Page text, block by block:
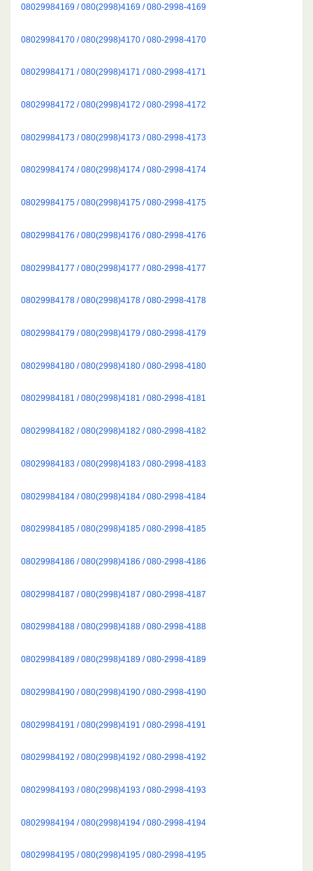
08029984169 / 080(2998)4169 / 080-2998-4169
08029984170 / 080(2998)4170 / 080-2998-4170
08029984171 / 080(2998)4171 / 080-2998-4171
08029984172 / 080(2998)4172 / 080-2998-4172
08029984173 / 080(2998)4173 / 080-2998-4173
08029984174 / 080(2998)4174 / 080-2998-4174
08029984175 / 080(2998)4175 / 080-2998-4175
08029984176 / 080(2998)4176 / 080-2998-4176
08029984177 / 080(2998)4177 / 080-2998-4177
08029984178 / 080(2998)4178 / 080-2998-4178
08029984179 / 080(2998)4179 / 080-2998-4179
08029984180 / 080(2998)4180 / 080-2998-4180
08029984181 / 080(2998)4181 / 080-2998-4181
08029984182 / 080(2998)4182 / 080-2998-4182
08029984183 / 080(2998)4183 / 080-2998-4183
08029984184 / 080(2998)4184 / 080-2998-4184
08029984185 / 080(2998)4185 / 080-2998-4185
08029984186 / 080(2998)4186 / 080-2998-4186
08029984187 / 080(2998)4187 / 080-2998-4187
08029984188 / 080(2998)4188 / 080-2998-4188
08029984189 / 080(2998)4189 / 080-2998-4189
08029984190 / 080(2998)4190 / 080-2998-4190
08029984191 / 080(2998)4191 / 080-2998-4191
08029984192 / 080(2998)4192 / 080-2998-4192
08029984193 / 080(2998)4193 / 080-2998-4193
08029984194 / 080(2998)4194 / 080-2998-4194
08029984195 / 080(2998)4195 / 080-2998-4195